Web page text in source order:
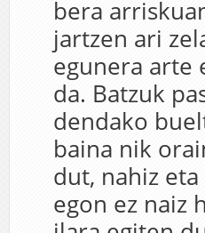
bera
jartzen ari
egunera arte
da. Batzuk
dendako
baina nik
dut, nahiz
egon ez naiz